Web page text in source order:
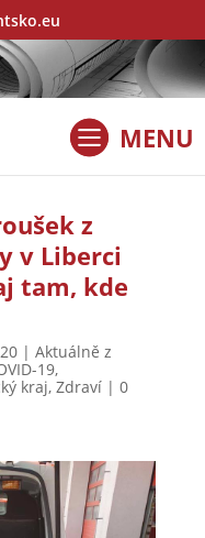
z
v Liberci
tam, kde
| Aktuálně z
19,
kraj, Zdraví| 0